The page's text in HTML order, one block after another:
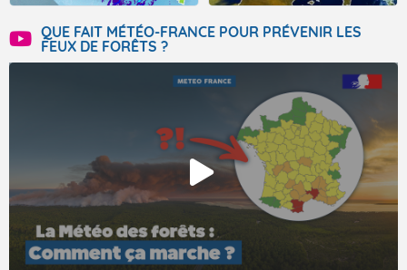
QUE FAIT MÉTÉO-FRANCE POUR PRÉVENIR LES
FEUX DE FORÊTS ?